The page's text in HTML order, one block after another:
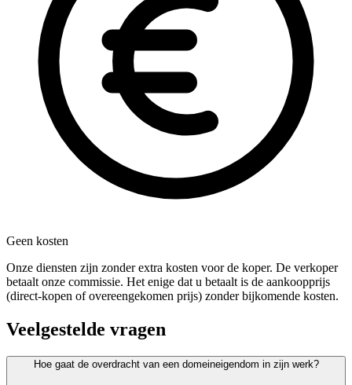
Geen kosten
Onze diensten zijn zonder extra kosten voor de koper. De verkoper
betaalt onze commissie. Het enige dat u betaalt is de aankoopprijs
(direct-kopen of overeengekomen prijs) zonder bijkomende kosten.
Veelgestelde vragen
Hoe gaat de overdracht van een domeineigendom in zijn werk?